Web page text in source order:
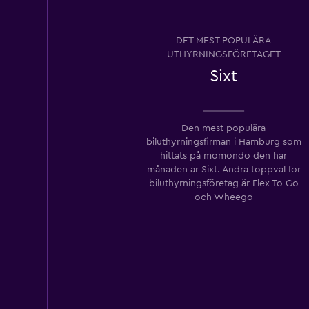
DET MEST POPULÄRA
UTHYRNINGSFÖRETAGET
Sixt
Den mest populära
biluthyrningsfirman i Hamburg som
hittats på momondo den här
månaden är Sixt. Andra toppval för
biluthyrningsföretag är Flex To Go
och Wheego